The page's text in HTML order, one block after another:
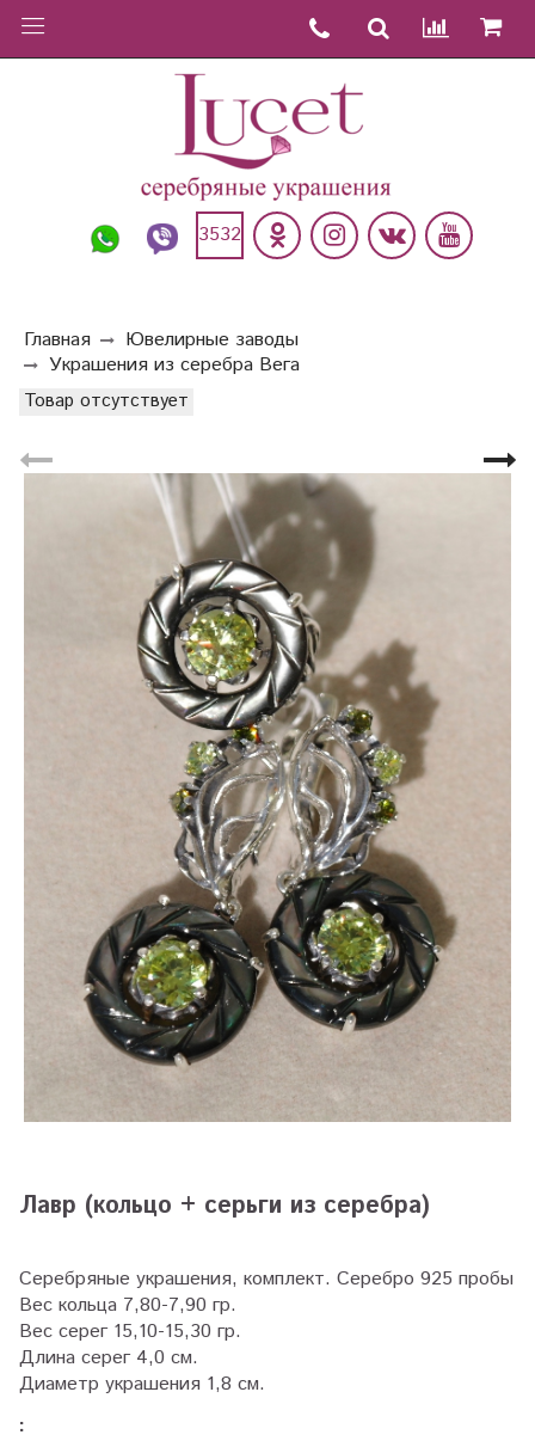
3532
Главная
Ювелирные заводы
Украшения из серебра Вега
Товар отсутствует
Лавр (кольцо + серьги из серебра)
Серебряные украшения, комплект. Серебро 925 пробы
Вес кольца 7,80-7,90 гр.
Вес серег 15,10-15,30 гр.
Длина серег 4,0 см.
Диаметр украшения 1,8 см.
: